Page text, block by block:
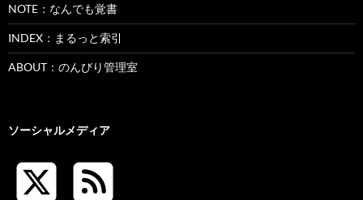
NOTE：なんでも覚書
INDEX：まるっと索引
ABOUT：のんびり管理室
ソーシャルメディア